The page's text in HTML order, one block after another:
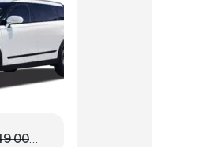
000 ₽